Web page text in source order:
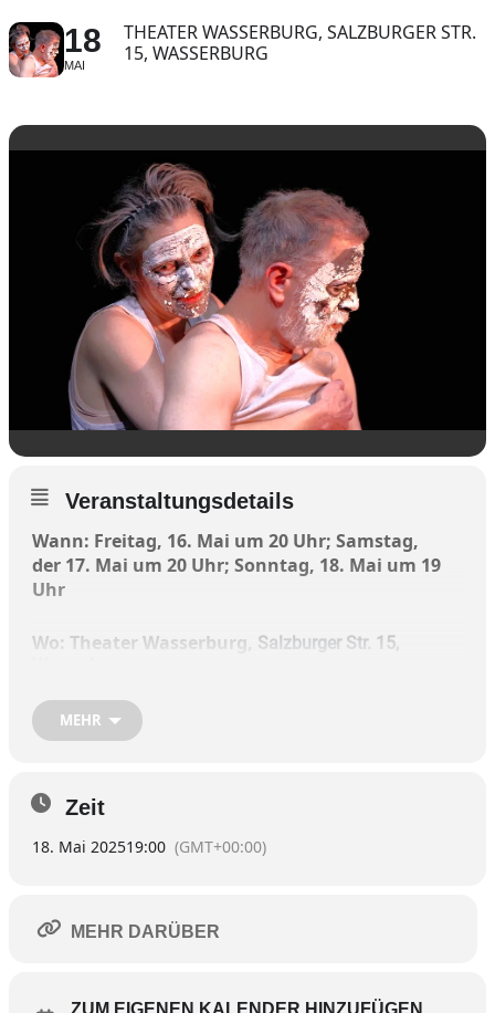
18
MAI
THEATER WASSERBURG, SALZBURGER STR.
15, WASSERBURG
Veranstaltungsdetails
Wann: Freitag, 16. Mai um 20 Uhr; Samstag,
der 17. Mai um 20 Uhr; Sonntag, 18. Mai um 19
Uhr
Wo: Theater Wasserburg, Salzburger Str. 15,
Wochenende vom 16. Mai drei Mal beim Theater
MEHR
Zeit
18. Mai 202519:00 (GMT+00:00)
MEHR DARÜBER
ZUM EIGENEN KALENDER HINZUFÜGEN